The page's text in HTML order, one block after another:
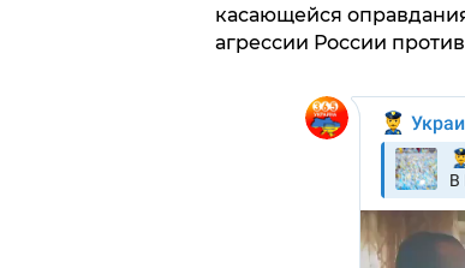
касающейся
агрессии России